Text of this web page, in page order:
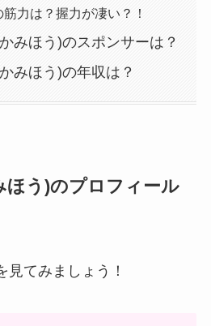
力は？握力が凄い？！
みほう)のスポンサーは？
みほう)の年収は？
ほう)のプロフィール
見てみましょう！